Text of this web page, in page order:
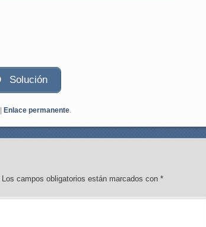
Solución
Enlace permanente.
Los campos obligatorios están marcados con*